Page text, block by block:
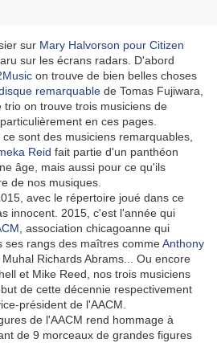
sur Mary Halvorson pour Citizen
sur les écrans radars. D'abord
on trouve de bien belles choses
remarquable de Tomas Fujiwara,
on trouve trois musiciens de
en ces pages.
sont des musiciens remarquables,
Reid fait partie d'un panthéon
âge, mais aussi pour ce qu'ils
de nos musiques.
avec le répertoire joué dans ce
innocent. 2015, c'est l'année qui
, association chicagoanne qui
ses rangs des maîtres commeAnthony
Muhal Richards Abrams... Ou encore
et Mike Reed, nos trois musiciens
de cette décennie respectivement
président de l'AACM.
de l'AACM rend hommage à
de 9 morceaux de grandes figures